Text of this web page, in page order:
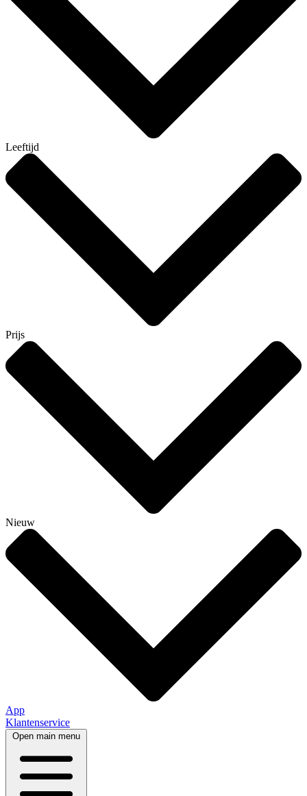
Leeftijd
Prijs
Nieuw
App
Klantenservice
Open main menu